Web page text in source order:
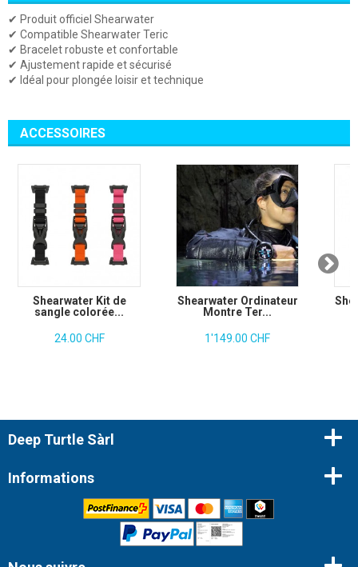
✔ Produit officiel Shearwater
✔ Compatible Shearwater Teric
✔ Bracelet robuste et confortable
✔ Ajustement rapide et sécurisé
✔ Idéal pour plongée loisir et technique
ACCESSOIRES
Shearwater Kit de
sangle colorée...
24.00 CHF
Shearwater Ordinateur
Montre Ter...
1'149.00 CHF
Deep Turtle Sàrl
Informations